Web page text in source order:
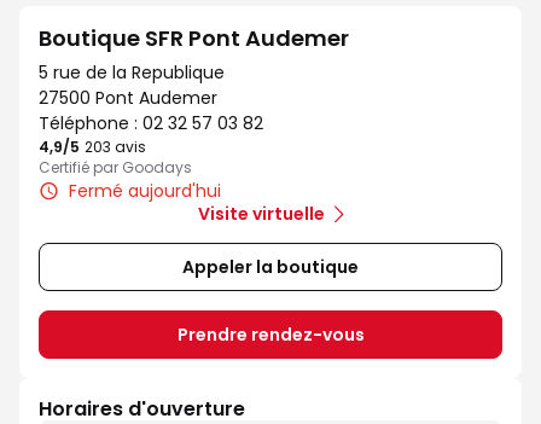
Boutique SFR Pont Audemer
5 rue de la Republique
27500 Pont Audemer
Téléphone : 02 32 57 03 82
4,9/5 Note de 4.9 sur 5
203 avis
Certifié par Goodays
Fermé aujourd'hui
Visite virtuelle
Appeler la boutique
Prendre rendez-vous
Horaires d'ouverture